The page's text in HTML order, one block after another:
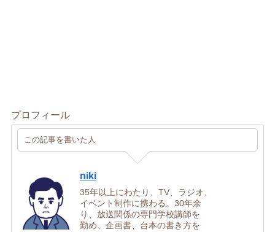
プロフィール
この記事を書いた人
niki
35年以上にわたり、TV、ラジオ、
イベント制作に携わる。30年余
り、放送関係の専門学校講師を
勤め、企画書、台本の書き方を